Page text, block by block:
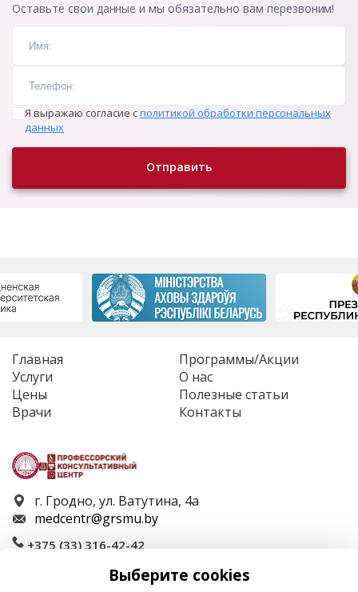
Выберите cookies
Оставьте свои данные и мы обязательно вам перезвоним!
Я выражаю согласие сполитикой обработки персональных
данных
Отправить
г. Гродно, ул. Ватутина, 4а
medcentr@grsmu.by
Главная
Услуги
Цены
Врачи
Программы/Акции
О нас
Полезные статьи
Контакты
+375 (33) 316-42-42